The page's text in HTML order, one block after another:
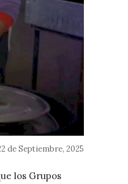
de Septiembre, 2025
los Grupos